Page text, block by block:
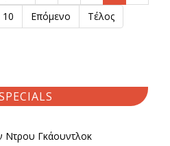
10 Επόμενο Τέλος
Ντρου Γκάουντλοκ